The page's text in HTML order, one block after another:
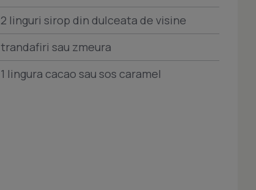
2 linguri sirop din dulceata de visine
trandafiri sau zmeura
1 lingura cacao sau sos caramel